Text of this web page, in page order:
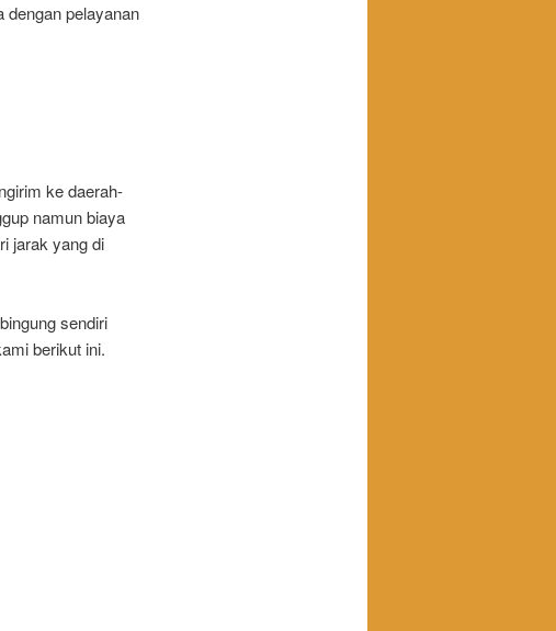
pelayanan
ke daerah-
namun biaya
jarak yang di
sendiri
berikut ini.